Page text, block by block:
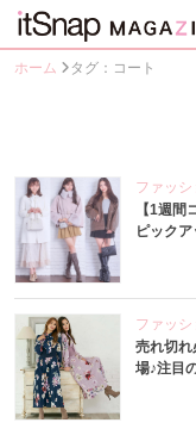
ホーム タグ：コート
ファッシ
【1週
ピック
ファッシ
売れ切
場♪注目